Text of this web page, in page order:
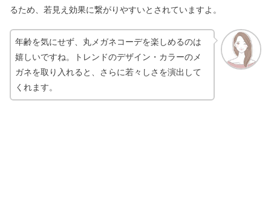
るため、若見え効果に繋がりやすいとされていますよ。
年齢を気にせず、丸メガネコーデを楽しめるのは
嬉しいですね。トレンドのデザイン・カラーのメ
ガネを取り入れると、さらに若々しさを演出して
くれます。